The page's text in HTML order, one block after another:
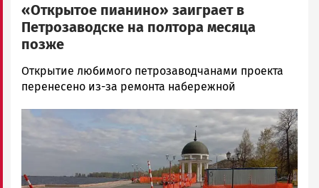
«Открытое пианино» заиграет в
Петрозаводске на полтора месяца
позже
Корректор
Новости
Карелии
ГОВОРИТ
Открытие любимого петрозаводчанами проекта
перенесено из-за ремонта набережной
Image